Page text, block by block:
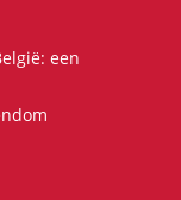
een